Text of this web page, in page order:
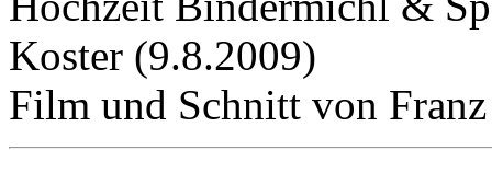
Koster (9.8.2009)
Film und Schnitt von